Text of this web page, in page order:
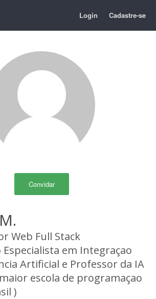
Login Cadastre-se
Convidar
Web Full Stack
Especialista em Integraçao
Artificial e Professor da IA
escola de programaçao
)